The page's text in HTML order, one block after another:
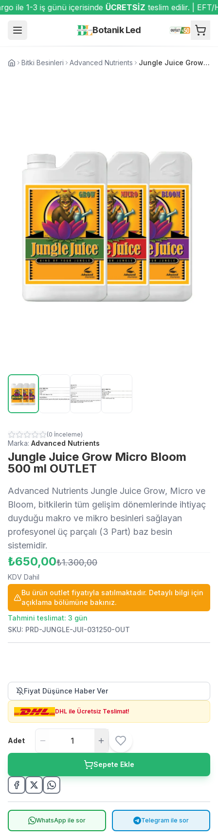
ile 1-3 iş günü içerisindeÜCRETSİZteslim edilir. | EFT/
Botanik Led
Bitki Besinleri Advanced Nutrients Jungle Juice Grow Micro Bloom 500 ml OUTLET
(0 İnceleme)
Marka: Advanced Nutrients
Jungle Juice Grow Micro Bloom
500 ml OUTLET
Advanced Nutrients Jungle Juice Grow, Micro ve
Bloom, bitkilerin tüm gelişim dönemlerinde ihtiyaç
duyduğu makro ve mikro besinleri sağlayan
profesyonel üç parçalı (3 Part) baz besin
sistemidir.
₺650,00₺1.300,00
KDV Dahil
Bu ürün outlet fiyatıyla satılmaktadır. Detaylı bilgi için
açıklama bölümüne bakınız.
Tahmini teslimat: 3 gün
SKU: PRD-JUNGLE-JUI-031250-OUT
Fiyat Düşünce Haber Ver
DHL ile Ücretsiz Teslimat!
Adet
Sepete Ekle
WhatsApp ile sor Telegram ile sor